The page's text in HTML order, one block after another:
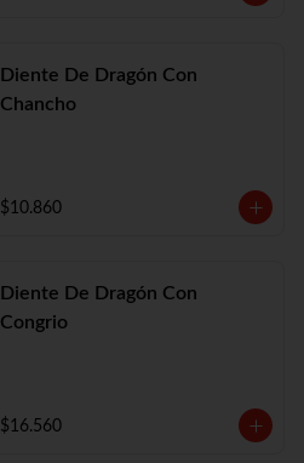
Diente De Dragón Con
Chancho
$10.860
Diente De Dragón Con
Congrio
$16.560